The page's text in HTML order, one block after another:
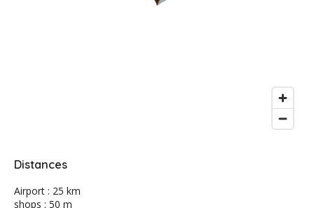
Distances
Airport : 25 km
shops : 50 m